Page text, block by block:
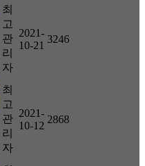
최
고
관
리
자
2021-
10-21
3246
최
고
관
리
자
2021-
10-12
2868